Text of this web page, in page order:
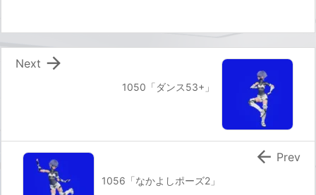
1050「ダンス53+」

Next
1056「なかよしポーズ2」
 Prev